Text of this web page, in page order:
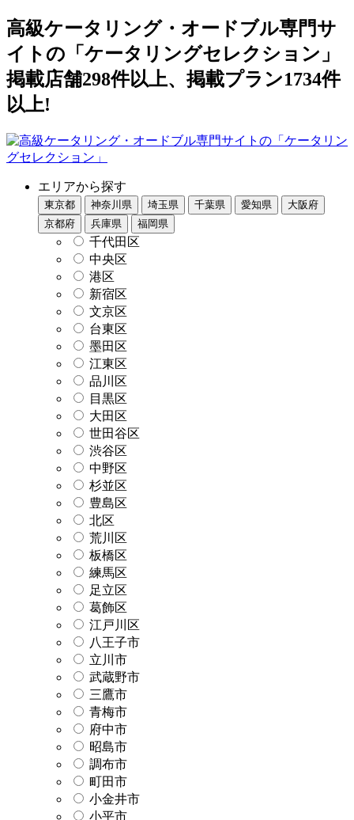
高級ケータリング・オードブル専門サ
イトの「ケータリングセレクション」
掲載店舗298件以上、掲載プラン1734件
以上!
エリアから探す
東京都 神奈川県 埼玉県 千葉県 愛知県
大阪府
京都府
兵庫県 福岡県
千代田区
中央区
港区
新宿区
文京区
台東区
墨田区
江東区
品川区
目黒区
大田区
世田谷区
渋谷区
中野区
杉並区
豊島区
北区
荒川区
板橋区
練馬区
足立区
葛飾区
江戸川区
八王子市
立川市
武蔵野市
三鷹市
青梅市
府中市
昭島市
調布市
町田市
小金井市
小平市